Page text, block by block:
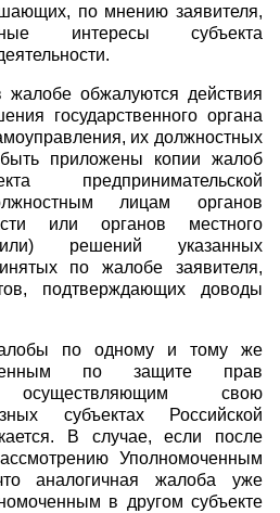
по мнению заявителя,
интересы субъекта
обжалуются действия
государственного органа
их должностных
приложены копии жалоб
предпринимательской
лицам органов
или органов местного
решений указанных
по жалобе заявителя,
подтверждающих доводы
по одному и тому же
по защите прав
осуществляющим свою
субъектах Российской
В случае, если после
Уполномоченным
аналогичная жалоба уже
в другом субъекте